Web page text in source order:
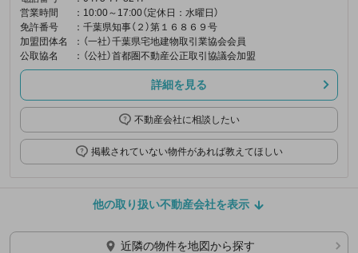
営業時間
：10:00～17:00（定休日：水曜日）
免許番号
：千葉県知事（２）第１６８６９号
加盟団体名
：（一社）千葉県宅地建物取引業協会会員
公取協名
：（公社）首都圏不動産公正取引協議会加盟
詳細を見る
不動産会社に相談したい
掲載されていない物件があれば教えてほしい
他の取り扱い不動産会社を表示
近隣の物件を地図から探す